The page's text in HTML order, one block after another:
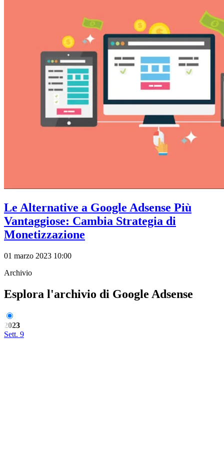
Le Alternative a Google Adsense Più
Vantaggiose: Cambia Strategia di
Monetizzazione
01 marzo 2023 10:00
Archivio
Esplora l'archivio di Google Adsense
2023
Sett. 9